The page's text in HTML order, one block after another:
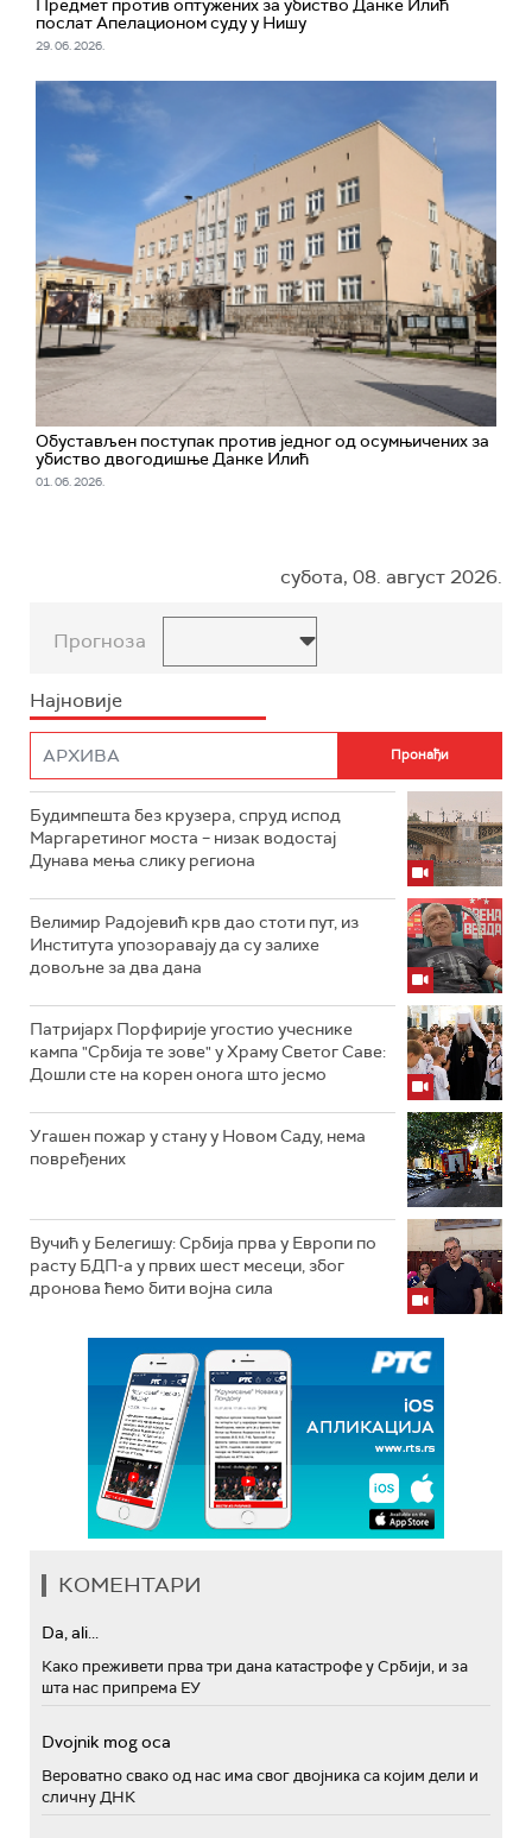
Предмет против оптужених за убиство Данке Илић
послат Апелационом суду у Нишу
29. 06. 2026.
Обустављен поступак против једног од осумњичених за
убиство двогодишње Данке Илић
01. 06. 2026.
субота, 08. август 2026.
Прогноза
Најновије
Будимпешта без крузера, спруд испод
Маргаретиног моста – низак водостај
Дунава мења слику региона
Велимир Радојевић крв дао стоти пут, из
Института упозоравају да су залихе
довољне за два дана
Патријарх Порфирије угостио учеснике
кампа "Србија те зове" у Храму Светог Саве:
Дошли сте на корен онога што јесмо
Угашен пожар у стану у Новом Саду, нема
повређених
Вучић у Белегишу: Србија прва у Европи по
расту БДП-а у првих шест месеци, због
дронова ћемо бити војна сила
КОМЕНТАРИ
Da, ali...
Како преживети прва три дана катастрофе у Србији, и за
шта нас припрема ЕУ
Dvojnik mog oca
Вероватно свако од нас има свог двојника са којим дели и
сличну ДНК